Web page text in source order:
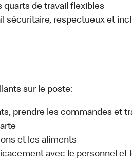
quarts de travail flexibles
sécuritaire, respectueux et
sur le poste:
prendre les commandes et
et les aliments
avec le personnel et